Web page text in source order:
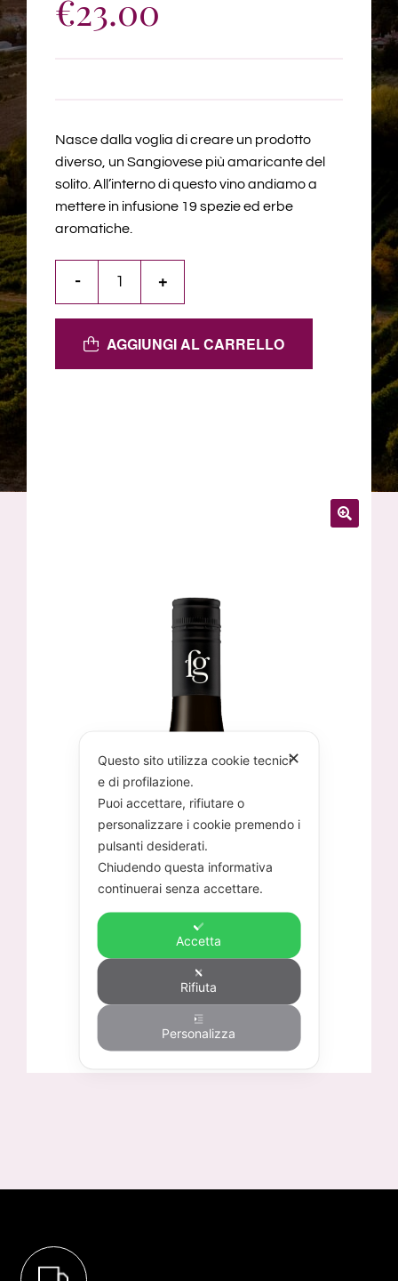
€23.00
Nasce dalla voglia di creare un prodotto
diverso, un Sangiovese più amaricante del
solito. All’interno di questo vino andiamo a
mettere in infusione 19 spezie ed erbe
aromatiche.
AGGIUNGI AL CARRELLO
✕
Questo sito utilizza cookie tecnici
e di profilazione.
Puoi accettare, rifiutare o
personalizzare i cookie premendo i
pulsanti desiderati.
Chiudendo questa informativa
continuerai senza accettare.
Accetta
Rifiuta
Personalizza